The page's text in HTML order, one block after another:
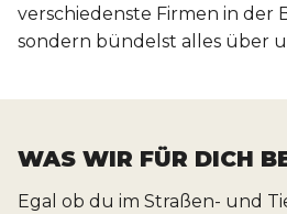
verschiedenste Firmen in der
sondern bündelst alles über
WAS WIR FÜR DICH
Egal ob du im Straßen- und